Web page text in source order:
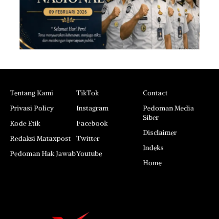
Tentang Kami
Privasi Policy
Kode Etik
Redaksi Mataxpost
Pedoman Hak Jawab
TikTok
Instagram
Facebook
Twitter
Youtube
Contact
Pedoman Media
Siber
Disclaimer
Indeks
Home